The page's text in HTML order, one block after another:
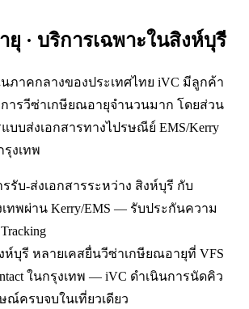
ยุ · บริการเฉพาะในสิงห์บุรี
ภาคกลางของประเทศไทย iVC มีลูกค้า
ารวีซ่าเกษียณอายุจำนวนมาก โดยส่วน
บบส่งเอกสารทางไปรษณีย์ EMS/Kerry
งเทพ
รับ-ส่งเอกสารระหว่าง สิงห์บุรี กับ
ทพผ่าน Kerry/EMS — รับประกันความ
ห์บุรี หลายเคสยื่นวีซ่าเกษียณอายุที่ VFS
ในกรุงเทพ — iVC ดำเนินการนัดคิว
ครบจบในเที่ยวเดียว